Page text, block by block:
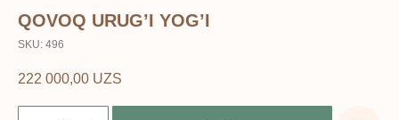
QOVOQ URUG’I YOG’I
SKU: 496
222 000,00 UZS